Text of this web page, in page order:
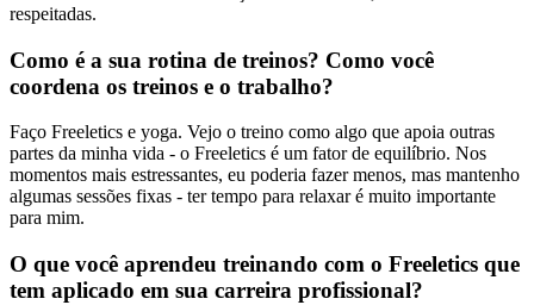
respeitadas.
Como é a sua rotina de treinos? Como você
coordena os treinos e o trabalho?
Faço Freeletics e yoga. Vejo o treino como algo que apoia outras
partes da minha vida - o Freeletics é um fator de equilíbrio. Nos
momentos mais estressantes, eu poderia fazer menos, mas mantenho
algumas sessões fixas - ter tempo para relaxar é muito importante
para mim.
O que você aprendeu treinando com o Freeletics que
tem aplicado em sua carreira profissional?